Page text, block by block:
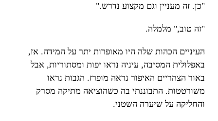
"כן. זה מעניין וגם מקצוע נדרש."
"זה טוב," מלמלה.
העיניים הכהות שלה היו מאופרות יתר על המידה. אז,
באפלולית המסיבה, עיניה נראו יפות ומסתוריות, אבל
באור הצהריים האיפור נראה מופרז. הגבות נראו
משורטטות. התבוננתי בה כשהוציאה מתיקה מסרק
והחליקה על שיערה השטני.